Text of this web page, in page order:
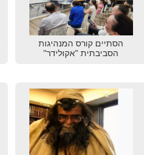
הסתיים קורס המנהיגות
הסביבתית "אקולידר"